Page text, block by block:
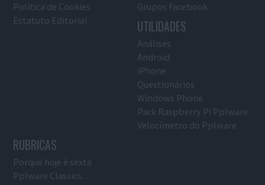
Política de Cookies
Estatuto Editorial
Grupos Facebook
UTILIDADES
Análises
Android
iPhone
Questionários
Windows Phone
Pack Raspberry Pi Pplware
Velocímetro do Pplware
RUBRICAS
Porque hoje é sexta
Pplware Classics…